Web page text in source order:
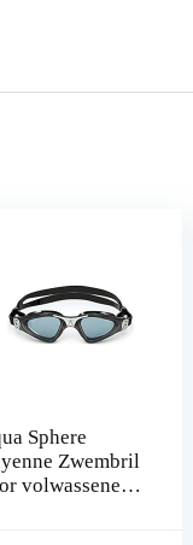
Sphere
Zwembril
volwassenen,